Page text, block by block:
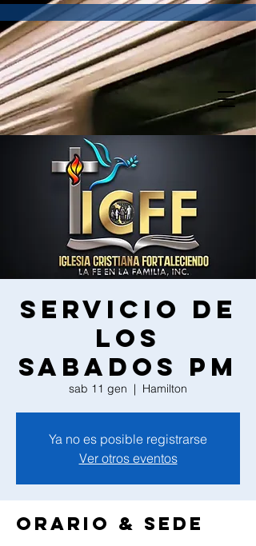
Servicio de
los
Sabados PM
sab 11 gen
  |
Hamilton
Ya no es posible registrarse
Ver otros eventos
Orario & Sede